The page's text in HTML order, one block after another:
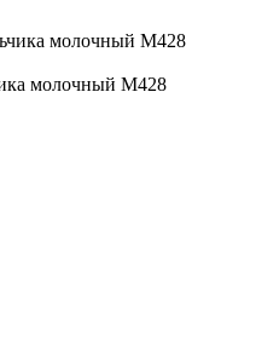
молочный М428